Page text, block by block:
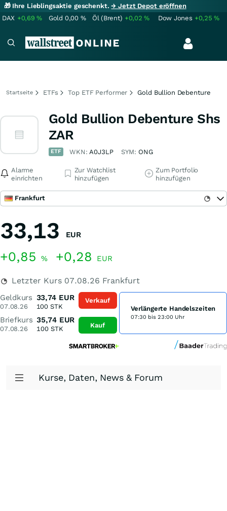
🎁 Ihre Lieblingsaktie geschenkt.→ Jetzt Depot eröffnen
DAX +0,69% Gold 0,00 % Öl (Brent) +0,02% Dow Jones +0,25%
Startseite ETFs Top ETF Performer Gold Bullion Debenture
Gold Bullion Debenture Shs
ZAR
ETF WKN:A0J3LP SYM: ONG
Alarme
einrichten
Zur Watchlist
hinzufügen
Zum Portfolio
hinzufügen
Frankfurt
33,13 EUR
+0,85 % +0,28 EUR
Letzter Kurs 07.08.26 Frankfurt
Geldkurs
07.08.26
33,74 EUR
100 STK
Briefkurs
07.08.26
35,74 EUR
100STK
Verkauf
Kauf
Verlängerte Handelszeiten
07:30 bis 23:00 Uhr
Kurse, Daten, News & Forum